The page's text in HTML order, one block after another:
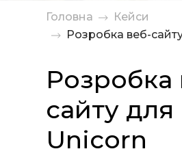
Головна
Кейси
Розробка веб-
Розробка
сайту для
Unicorn